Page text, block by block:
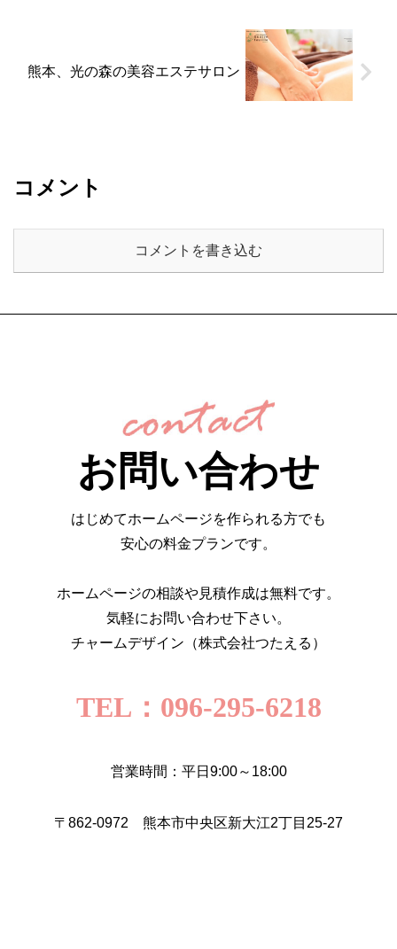
熊本、光の森の美容エステサロン
コメント
コメントを書き込む
お問い合わせ
はじめてホームページを作られる方でも
安心の料金プランです。
ホームページの相談や見積作成は無料です。
気軽にお問い合わせ下さい。
チャームデザイン（株式会社つたえる）
TEL：096-295-6218
営業時間：平日9:00～18:00
〒862-0972 熊本市中央区新大江2丁目25-27